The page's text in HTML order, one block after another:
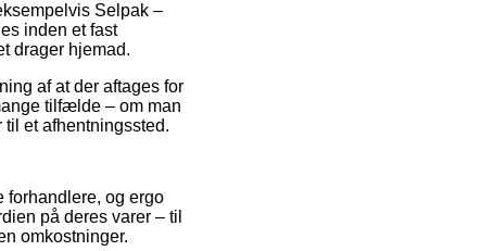
Selpak –
inden et fast
drager hjemad.
af at der aftages for
tilfælde – om man
et afhentningssted.
forhandlere, og ergo
på deres varer – til
omkostninger.